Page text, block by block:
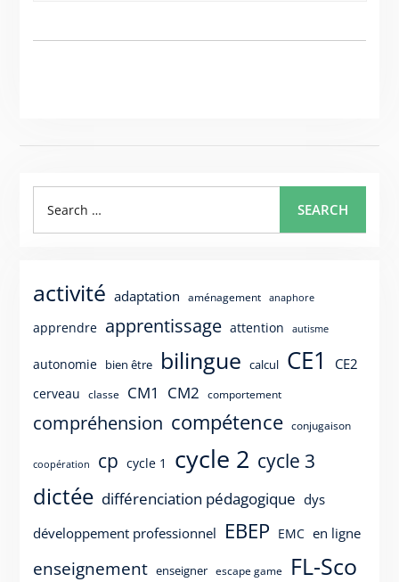
for:
SEARCH
activité adaptation aménagement anaphore
apprendre apprentissage attention autisme
autonomie bien être bilingue calcul CE1 CE2
cerveau classe CM1 CM2 comportement
compréhension compétence conjugaison
coopération cp cycle 1 cycle 2 cycle 3
dictée différenciation pédagogique dys
développement professionnel EBEP EMC en ligne
enseignement enseigner escape game FL-Sco